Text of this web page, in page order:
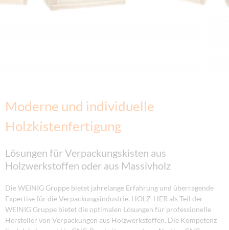
Moderne und individuelle
Holzkistenfertigung
Lösungen für Verpackungskisten aus
Holzwerkstoffen oder aus Massivholz
Die WEINIG Gruppe bietet jahrelange Erfahrung und überragende
Expertise für die Verpackungsindustrie. HOLZ-HER als Teil der
WEINIG Gruppe bietet die optimalen Lösungen für professionelle
Hersteller von Verpackungen aus Holzwerkstoffen. Die Kompetenz